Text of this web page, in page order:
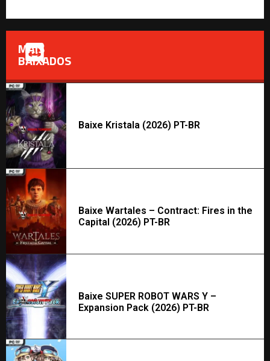
MAIS
BAIXADOS
Baixe Kristala (2026) PT-BR
Baixe Wartales – Contract: Fires in the
Capital (2026) PT-BR
Baixe SUPER ROBOT WARS Y –
Expansion Pack (2026) PT-BR